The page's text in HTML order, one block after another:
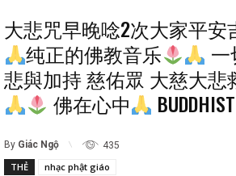
大悲咒早晚唸2次大家平安
纯正的佛教音乐
悲與加持 慈佑眾 大慈大悲
佛在心中
By Giác Ngộ 435
THẺ nhạc phật giáo